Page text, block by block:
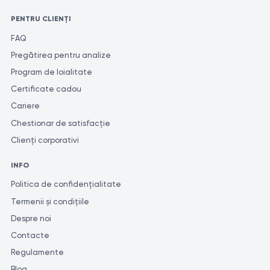
PENTRU CLIENȚI
FAQ
Pregătirea pentru analize
Program de loialitate
Certificate cadou
Cariere
Chestionar de satisfacție
Clienți corporativi
INFO
Politica de confidențialitate
Termenii și condițiile
Despre noi
Contacte
Regulamente